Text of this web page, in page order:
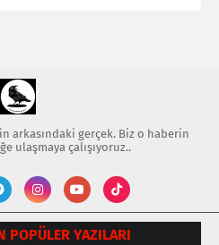
arkasındaki gerçek. Biz o haberin
ulaşmaya çalışıyoruz..
POPÜLER YAZILARI